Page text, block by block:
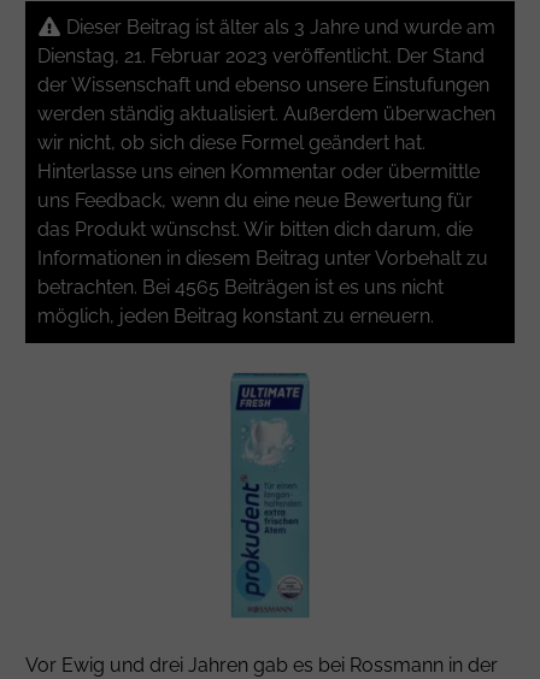
Dieser Beitrag ist älter als 3 Jahre und wurde am
Dienstag, 21. Februar 2023 veröffentlicht. Der Stand
der Wissenschaft und ebenso unsere Einstufungen
werden ständig aktualisiert. Außerdem überwachen
wir nicht, ob sich diese Formel geändert hat.
Hinterlasse uns einen Kommentar oder übermittle
uns Feedback, wenn du eine neue Bewertung für
das Produkt wünschst. Wir bitten dich darum, die
Informationen in diesem Beitrag unter Vorbehalt zu
betrachten. Bei 4565 Beiträgen ist es uns nicht
möglich, jeden Beitrag konstant zu erneuern.
Vor Ewig und drei Jahren gab es bei Rossmann in der